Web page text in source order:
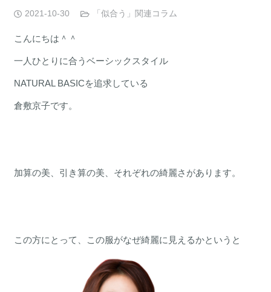
2021-10-30 「似合う」関連コラム
こんにちは＾＾
一人ひとりに合うベーシックスタイル
NATURAL BASICを追求している
倉敷京子です。
加算の美、引き算の美、それぞれの綺麗さがあります。
この方にとって、この服がなぜ綺麗に見えるかというと